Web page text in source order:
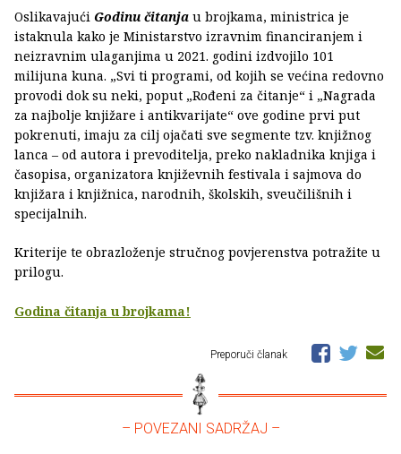
Oslikavajući Godinu čitanja u brojkama, ministrica je
istaknula kako je Ministarstvo izravnim financiranjem i
neizravnim ulaganjima u 2021. godini izdvojilo 101
milijuna kuna. „Svi ti programi, od kojih se većina redovno
provodi dok su neki, poput „Rođeni za čitanje“ i „Nagrada
za najbolje knjižare i antikvarijate“ ove godine prvi put
pokrenuti, imaju za cilj ojačati sve segmente tzv. knjižnog
lanca – od autora i prevoditelja, preko nakladnika knjiga i
časopisa, organizatora književnih festivala i sajmova do
knjižara i knjižnica, narodnih, školskih, sveučilišnih i
specijalnih.
Kriterije te obrazloženje stručnog povjerenstva potražite u
prilogu.
Godina čitanja u brojkama!
Preporuči članak
– POVEZANI SADRŽAJ –